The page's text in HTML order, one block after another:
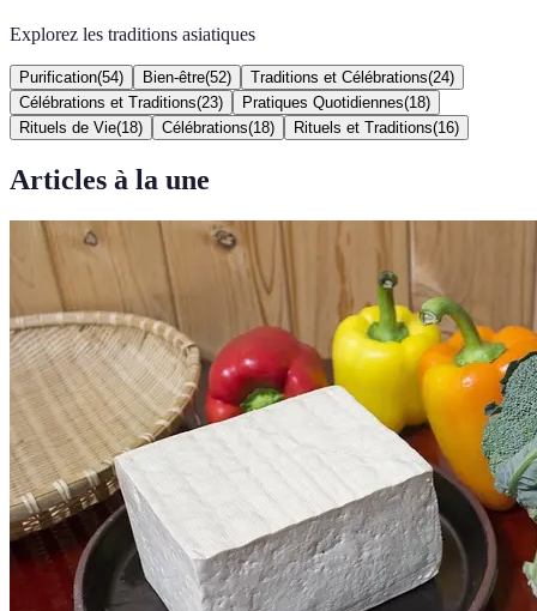
Explorez les traditions asiatiques
Purification(54) Bien-être(52) Traditions et Célébrations(24)
Célébrations et Traditions(23) Pratiques Quotidiennes(18)
Rituels de Vie(18) Célébrations(18) Rituels et Traditions(16)
Articles à la une